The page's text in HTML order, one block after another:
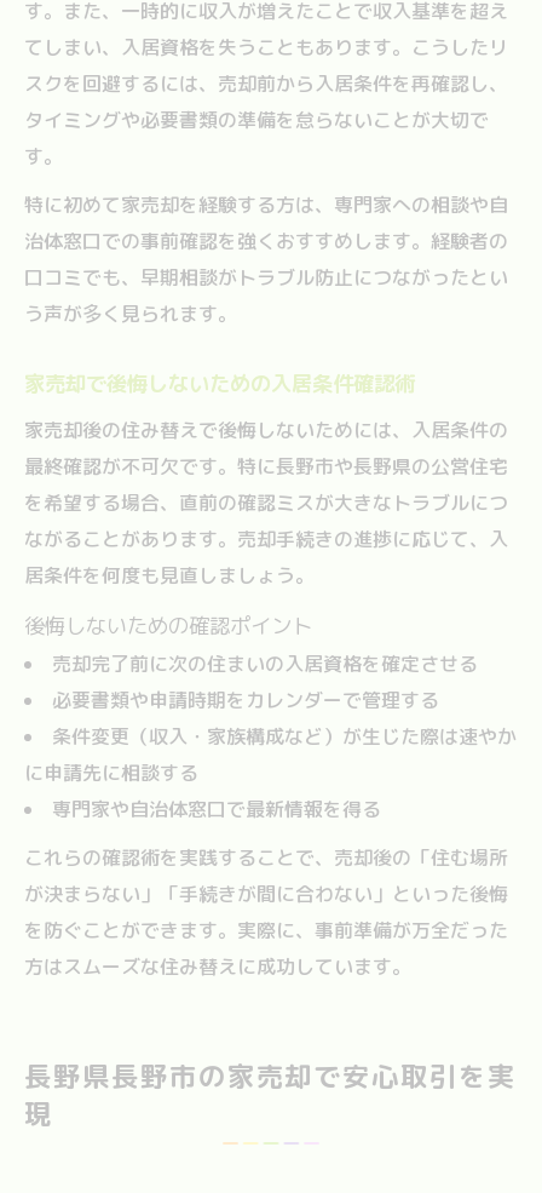
す。また、一時的に収入が増えたことで収入基準を超え
てしまい、入居資格を失うこともあります。こうしたリ
スクを回避するには、売却前から入居条件を再確認し、
タイミングや必要書類の準備を怠らないことが大切で
す。
特に初めて家売却を経験する方は、専門家への相談や自
治体窓口での事前確認を強くおすすめします。経験者の
口コミでも、早期相談がトラブル防止につながったとい
う声が多く見られます。
家売却で後悔しないための入居条件確認術
家売却後の住み替えで後悔しないためには、入居条件の
最終確認が不可欠です。特に長野市や長野県の公営住宅
を希望する場合、直前の確認ミスが大きなトラブルにつ
ながることがあります。売却手続きの進捗に応じて、入
居条件を何度も見直しましょう。
後悔しないための確認ポイント
売却完了前に次の住まいの入居資格を確定させる
必要書類や申請時期をカレンダーで管理する
条件変更（収入・家族構成など）が生じた際は速やか
に申請先に相談する
専門家や自治体窓口で最新情報を得る
これらの確認術を実践することで、売却後の「住む場所
が決まらない」「手続きが間に合わない」といった後悔
を防ぐことができます。実際に、事前準備が万全だった
方はスムーズな住み替えに成功しています。
長野県長野市の家売却で安心取引を実
現